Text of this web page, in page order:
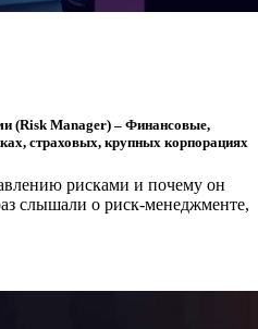
(Risk Manager) – Финансовые,
страховых, крупных корпорациях
рисками и почему он
слышали о риск-менеджменте,